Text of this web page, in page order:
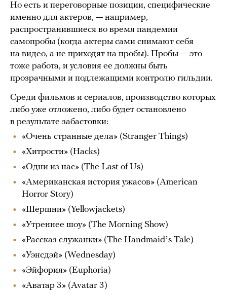
Но есть и переговорные позиции, специфические
именно для актеров, — например,
распространившиеся во время пандемии
самопробы (когда актеры сами снимают себя
на видео, а не приходят на пробы). Пробы — это
тоже работа, и условия ее должны быть
прозрачными и подлежащими контролю гильдии.
Среди фильмов и сериалов, производство которых
либо уже отложено, либо будет остановлено
в результате забастовки:
«Очень странные дела» (Stranger Things)
«Хитрости» (Hacks)
«Одни из нас» (The Last of Us)
«Американская история ужасов» (American
Horror Story)
«Шершни» (Yellowjackets)
«Утреннее шоу» (The Morning Show)
«Рассказ служанки» (The Handmaidʼs Tale)
«Уэнсдэй» (Wednesday)
«Эйфория» (Euphoria)
«Аватар 3» (Avatar 3)